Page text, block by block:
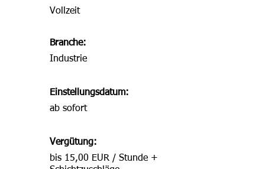
Vollzeit
Branche:
Industrie
Einstellungsdatum:
ab sofort
Vergütung:
bis 15,00 EUR / Stunde +